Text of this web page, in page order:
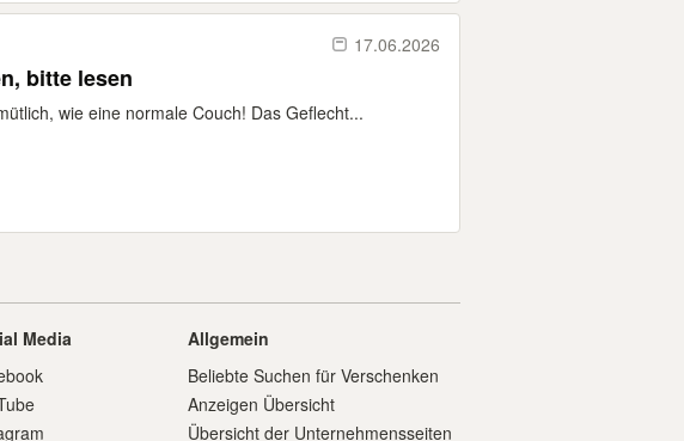
17.06.2026
Teil einer Outdoor Lounge zu verschenken, bitte lesen
wie eine normale Couch! Das Geflecht...
Media
Allgemein
Beliebte Suchen für Verschenken
Anzeigen Übersicht
Übersicht der Unternehmensseiten